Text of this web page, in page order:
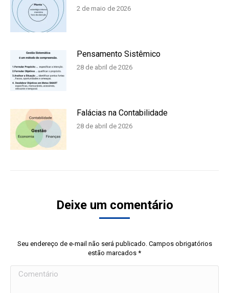
2 de maio de 2026
Pensamento Sistêmico
28 de abril de 2026
Falácias na Contabilidade
28 de abril de 2026
Deixe um comentário
Seu endereço de e-mail não será publicado. Campos obrigatórios
estão marcados *
Comentário